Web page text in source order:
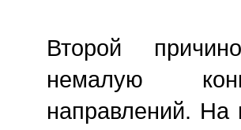
Второй
немалую
направлений. На